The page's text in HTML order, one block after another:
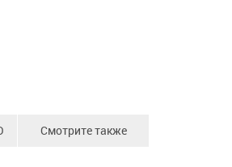
Смотрите также